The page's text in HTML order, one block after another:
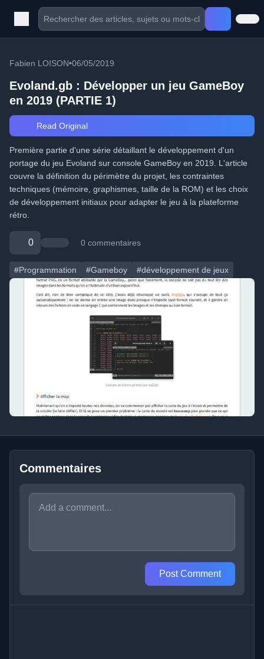
Fabien LOISON•06/05/2019
Evoland.gb : Développer un jeu GameBoy
en 2019 (PARTIE 1)
Read Original
Première partie d'une série détaillant le développement d'un
portage du jeu Evoland sur console GameBoy en 2019. L'article
couvre la définition du périmètre du projet, les contraintes
techniques (mémoire, graphismes, taille de la ROM) et les choix
de développement initiaux pour adapter le jeu à la plateforme
rétro.
0 0 commentaires
#Programmation #Gameboy #développement de jeux
Commentaires
Post Comment